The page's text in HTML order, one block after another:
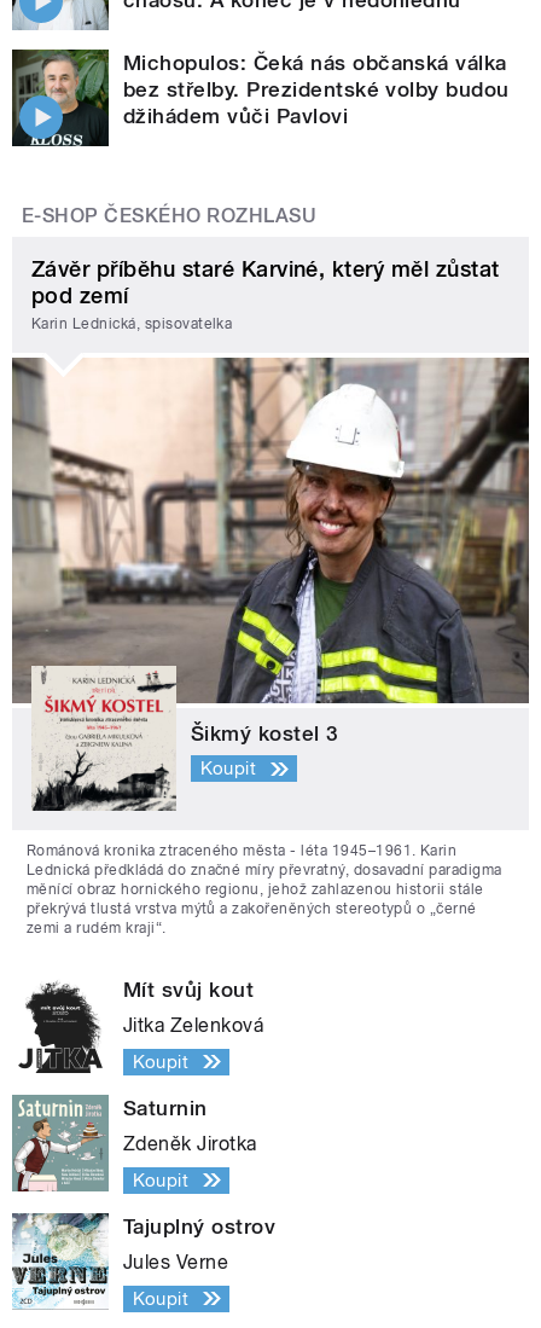
Michopulos: Čeká nás občanská válka
bez střelby. Prezidentské volby budou
džihádem vůči Pavlovi
E-SHOP ČESKÉHO ROZHLASU
Závěr příběhu staré Karviné, který měl zůstat
pod zemí
Karin Lednická, spisovatelka
Šikmý kostel 3
Koupit
Románová kronika ztraceného města - léta 1945–1961. Karin
Lednická předkládá do značné míry převratný, dosavadní paradigma
měnící obraz hornického regionu, jehož zahlazenou historii stále
překrývá tlustá vrstva mýtů a zakořeněných stereotypů o „černé
zemi a rudém kraji“.
Mít svůj kout
Jitka Zelenková
Koupit
Saturnin
Zdeněk Jirotka
Koupit
Tajuplný ostrov
Jules Verne
Koupit